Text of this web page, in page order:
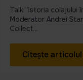
Talk “Istoria colajului
Moderator Andrei
Collect...
Citește articolul